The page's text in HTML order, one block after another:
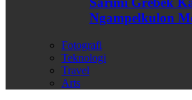
Ngampelkulon
Fotografi
Teknologi
Travel
Arts